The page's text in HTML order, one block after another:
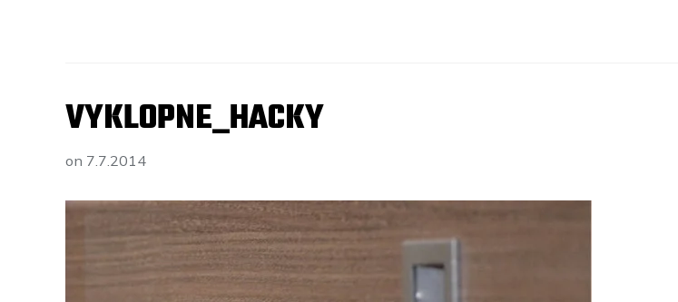
VYKLOPNE_HACKY
on 7.7.2014